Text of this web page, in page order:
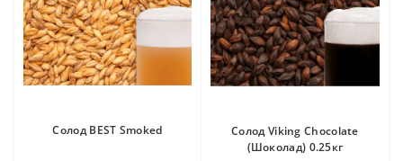
Солод BEST Smoked
Солод Viking Chocolate
(Шоколад) 0.25кг